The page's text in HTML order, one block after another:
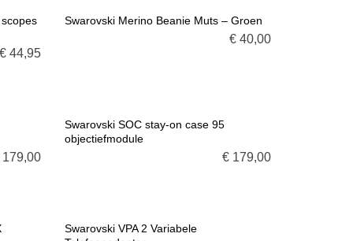
€ 44,95
VOEG TOE AAN WINKELMANDJE
Swarovski Merino Beanie Muts – Groen
€ 40,00
179,00
Swarovski SOC stay-on case 95
objectiefmodule
€ 179,00
Swarovski VPA 2 Variabele